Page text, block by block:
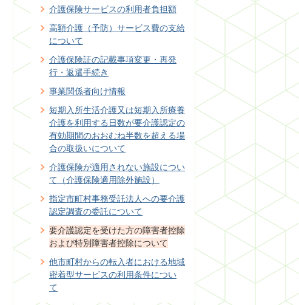
介護保険サービスの利用者負担額
高額介護（予防）サービス費の支給
について
介護保険証の記載事項変更・再発
行・返還手続き
事業関係者向け情報
短期入所生活介護又は短期入所療養
介護を利用する日数が要介護認定の
有効期間のおおむね半数を超える場
合の取扱いについて
介護保険が適用されない施設につい
て（介護保険適用除外施設）
指定市町村事務受託法人への要介護
認定調査の委託について
要介護認定を受けた方の障害者控除
および特別障害者控除について
他市町村からの転入者における地域
密着型サービスの利用条件につい
て